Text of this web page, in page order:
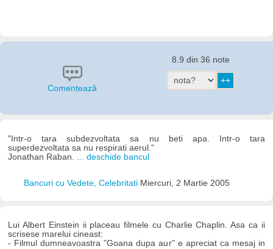
Comentează
8.9 din 36 note
"Intr-o tara subdezvoltata sa nu beti apa. Intr-o tara
superdezvoltata sa nu respirati aerul."
Jonathan Raban. ... deschide bancul
Bancuri cu Vedete, Celebritati Miercuri, 2 Martie 2005
Lui Albert Einstein ii placeau filmele cu Charlie Chaplin. Asa ca ii
scrisese marelui cineast:
- Filmul dumneavoastra "Goana dupa aur" e apreciat ca mesaj in